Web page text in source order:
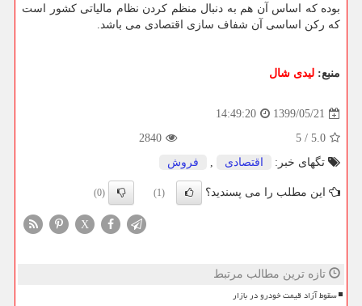
بوده که اساس آن هم به دنبال منظم کردن نظام مالیاتی کشور است
که رکن اساسی آن شفاف سازی اقتصادی می باشد.
منبع: لیدی شال
1399/05/21
14:49:20
5.0
/
5
2840
تگهای خبر:
اقتصادی , فروش
این مطلب را می پسندید؟ (1)
(0)
X
تازه ترین مطالب مرتبط
سقوط آزاد قیمت خودرو در بازار